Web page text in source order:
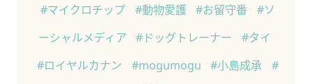
#マイクロチップ #動物愛護 #お留守番
#ソ
ーシャルメディア
#ドッグトレーナー
#タイ
#ロイヤルカナン
#mogumogu #小島成承
#